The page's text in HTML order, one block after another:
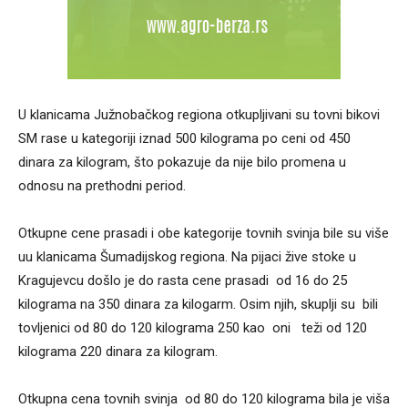
U klanicama Južnobačkog regiona otkupljivani su tovni bikovi
SM rase u kategoriji iznad 500 kilograma po ceni od 450
dinara za kilogram, što pokazuje da nije bilo promena u
odnosu na prethodni period.
Otkupne cene prasadi i obe kategorije tovnih svinja bile su više
uu klanicama Šumadijskog regiona. Na pijaci žive stoke u
Kragujevcu došlo je do rasta cene prasadi od 16 do 25
kilograma na 350 dinara za kilogarm. Osim njih, skuplji su bili
tovljenici od 80 do 120 kilograma 250 kao oni teži od 120
kilograma 220 dinara za kilogram.
Otkupna cena tovnih svinja od 80 do 120 kilograma bila je viša